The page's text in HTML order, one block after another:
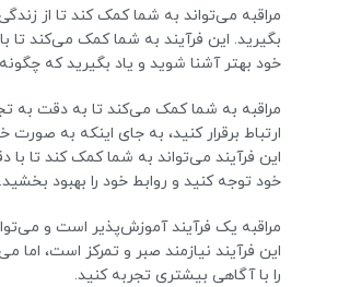
مراقبه می‌تواند به شما کمک کند تا از
بگیرید. این فرآیند به شما کمک می‌کند تا
خود بهتر آشنا شوید و یاد بگیرید که چگونه
مراقبه به شما کمک می‌کند تا به دقت به
ارتباط برقرار کنید، به جای اینکه به
این فرآیند می‌تواند به شما کمک کند تا
خود توجه کنید و روابط خود را بهبود بخشید.
مراقبه یک فرآیند آموزش‌پذیر است و
این فرآیند نیازمند صبر و تمرکز است،
را با آگاهی بیشتری تجربه کنید.